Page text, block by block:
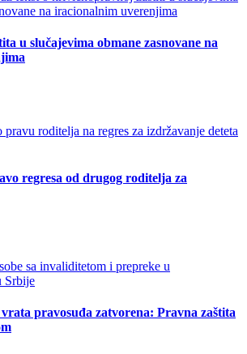
u slučajevima obmane zasnovane na
regresa od drugog roditelja za
pravosuđa zatvorena: Pravna zaštita